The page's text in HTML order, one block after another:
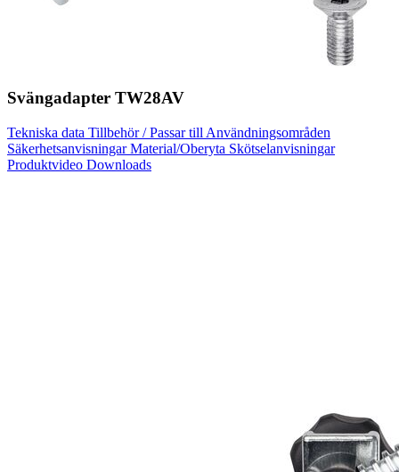
Svängadapter TW28AV
Tekniska data Tillbehör / Passar till Användningsområden
Säkerhetsanvisningar Material/Oberyta Skötselanvisningar
Produktvideo Downloads